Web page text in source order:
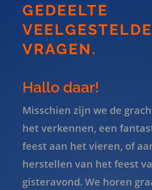
GEDEELTE
VEELGESTELDE
VRAGEN.
Hallo daar!
Misschien zijn we de
het verkennen, een
feest aan het vieren, of
herstellen van het feest
gisteravond. We horen